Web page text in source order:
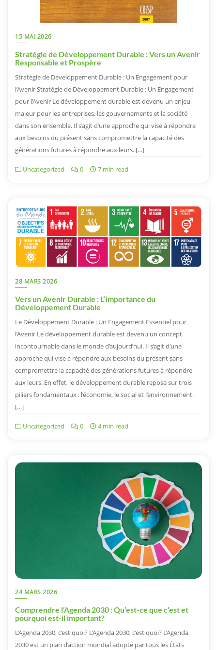
15 MAI 2026
Stratégie de Développement Durable : Vers un Avenir
Responsable et Prospère
Stratégie de Développement Durable : Un Engagement pour
l’Avenir Stratégie de Développement Durable : Un Engagement
pour l’Avenir Le développement durable est devenu un enjeu
majeur pour les entreprises, les gouvernements et la société
dans son ensemble. Il s’agit d’une approche qui vise à répondre
aux besoins du présent sans compromettre la capacité des
générations futures à répondre aux leurs. […]
Uncategorized 0 7 min read
28 MARS 2026
Vers un Avenir Durable : L’Importance du
Développement Durable
Le Développement Durable : Un Engagement Essentiel pour
l’Avenir Le développement durable est devenu un concept
incontournable dans le monde d’aujourd’hui. Il s’agit d’une
approche qui vise à répondre aux besoins du présent sans
compromettre la capacité des générations futures à répondre
aux leurs. En effet, le développement durable repose sur trois
piliers fondamentaux : l’économie, le social et l’environnement.
[…]
Uncategorized 0 4 min read
24 MARS 2026
Comprendre l’Agenda 2030 : Qu’est-ce que c’est et
pourquoi est-il important?
L’Agenda 2030, c’est quoi? L’Agenda 2030, c’est quoi? L’Agenda
2030 est un plan d’action mondial adopté par tous les États